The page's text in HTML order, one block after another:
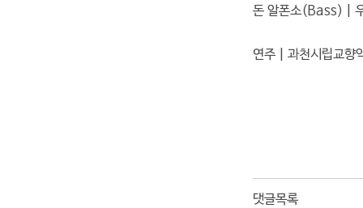
돈 알폰소(Bass) |
연주 | 과천시립교향
댓글목록